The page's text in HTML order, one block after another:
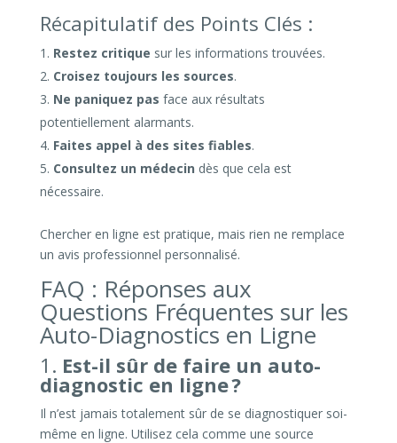
Récapitulatif des Points Clés :
Restez critique sur les informations trouvées.
Croisez toujours les sources.
Ne paniquez pas face aux résultats
potentiellement alarmants.
Faites appel à des sites fiables.
Consultez un médecin dès que cela est
nécessaire.
Chercher en ligne est pratique, mais rien ne remplace
un avis professionnel personnalisé.
FAQ : Réponses aux
Questions Fréquentes sur les
Auto-Diagnostics en Ligne
1. Est-il sûr de faire un auto-
diagnostic en ligne ?
Il n’est jamais totalement sûr de se diagnostiquer soi-
même en ligne. Utilisez cela comme une source